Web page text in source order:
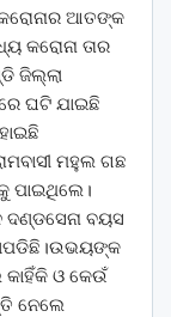
କରୋନାର ଆତଙ୍କ
କରୋନା ତାର
ଜିଲ୍ଲା
ଘଟି ଯାଇଛି
ମହୁଲ ଗଛ
ପାଇଥିଲେ।
ଦଣ୍ଡସେନା ବୟସ
କାହିଁକି ଓ କେଉଁ
ନେଲେ